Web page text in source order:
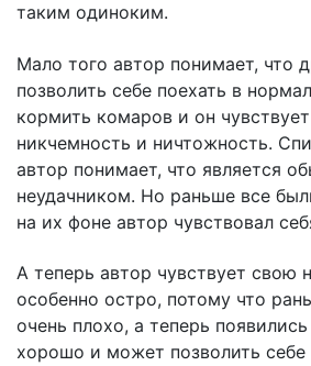
таким одиноким.
Мало того автор понимает, что
позволить себе поехать в
кормить комаров и он
никчемность и ничтожность.
автор понимает, что является
неудачником. Но раньше все
на их фоне автор чувствовал
А теперь автор чувствует свою
особенно остро, потому что
очень плохо, а теперь
хорошо и может позволить себе